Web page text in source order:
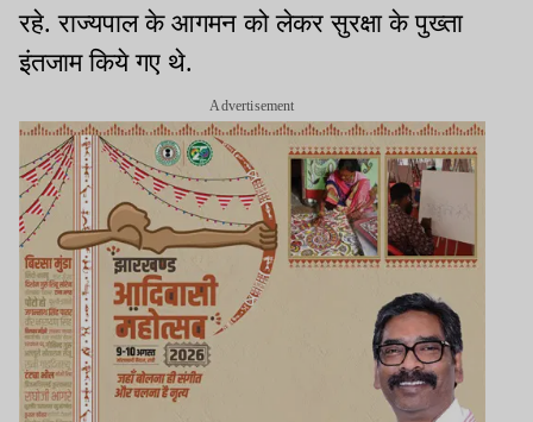
रहे. राज्यपाल के आगमन को लेकर सुरक्षा के पुख्ता
इंतजाम किये गए थे.
Advertisement